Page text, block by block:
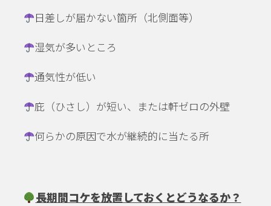
日差しが届かない箇所（北側面等）
湿気が多いところ
通気性が低い
庇（ひさし）が短い、または軒ゼロの外壁
何らかの原因で水が継続的に当たる所
長期間コケを放置しておくとどうなるか？